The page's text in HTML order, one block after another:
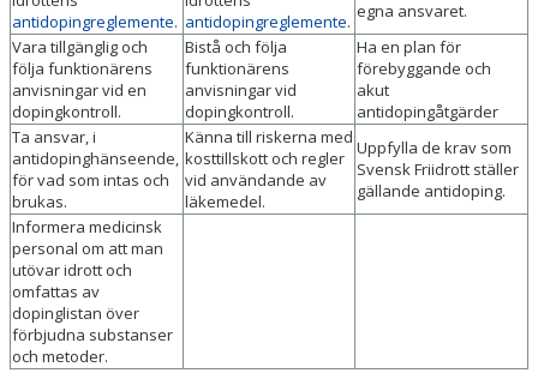
antidopingreglemente. antidopingreglemente. egna ansvaret.
Vara tillgänglig och
följa funktionärens
anvisningar vid en
dopingkontroll.
Bistå och följa
funktionärens
anvisningar vid
dopingkontroll.
Ha en plan för
förebyggande och
akut
antidopingåtgärder
Ta ansvar, i
antidopinghänseende,
för vad som intas och
brukas.
Känna till riskerna med
kosttillskott och regler
vid användande av
läkemedel.
Uppfylla de krav som
Svensk Friidrott ställer
gällande antidoping.
Informera medicinsk
personal om att man
utövar idrott och
omfattas av
dopinglistan över
förbjudna substanser
och metoder.